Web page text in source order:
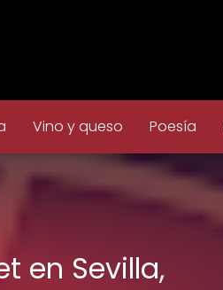
Vino y queso Poesía
en Sevilla,